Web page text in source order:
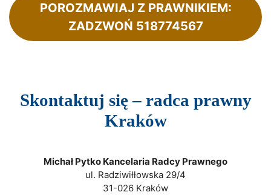
POROZMAWIAJ Z PRAWNIKIEM:
ZADZWOŃ 518774567
Skontaktuj się – radca prawny
Kraków
Michał Pytko Kancelaria Radcy Prawnego
ul. Radziwiłłowska 29/4
31-026 Kraków